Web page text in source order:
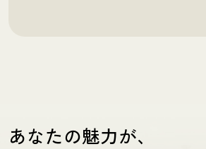
あなたの魅力が、